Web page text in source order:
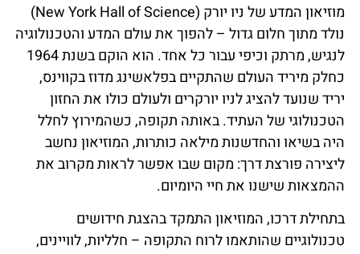
מוזיאון המדע של ניו יורק (New York Hall of Science)
נולד מתוך חלום גדול – להפוך את עולם המדע והטכנולוגיה
לנגיש, מרתק וכיפי עבור כל אחד. הוא הוקם בשנת 1964
כחלק מיריד העולם שהתקיים בפלאשינג מדוז בקווינס,
יריד שנועד להציג לניו יורקרים ולעולם כולו את החזון
הטכנולוגי של העתיד. באותה תקופה, כשהמירוץ לחלל
היה בשיאו והחדשנות מילאה כותרות, המוזיאון נחשב
ליצירה פורצת דרך: מקום שבו אפשר לראות מקרוב את
ההמצאות שישנו את חיי היומיום.
בתחילת דרכו, המוזיאון התמקד בהצגת חידושים
טכנולוגיים שהותאמו לרוח התקופה – חלליות, לוויינים,